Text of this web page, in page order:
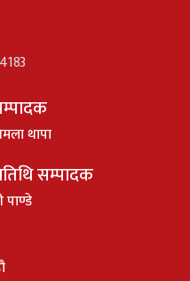
थापा
सम्पादक
पाण्डे